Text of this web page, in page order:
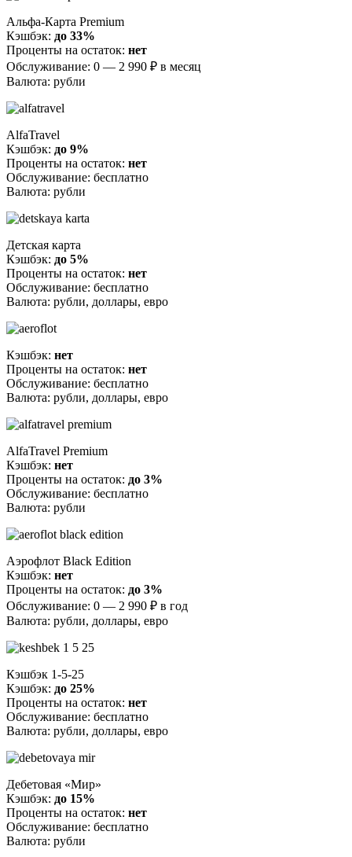
Альфа-Карта Premium
Кэшбэк: до 33%
Проценты на остаток: нет
Обслуживание: 0 — 2 990 ₽ в месяц
Валюта: рубли
AlfaTravel
Кэшбэк: до 9%
Проценты на остаток: нет
Обслуживание: бесплатно
Валюта: рубли
Детская карта
Кэшбэк: до 5%
Проценты на остаток: нет
Обслуживание: бесплатно
Валюта: рубли, доллары, евро
Кэшбэк: нет
Проценты на остаток: нет
Обслуживание: бесплатно
Валюта: рубли, доллары, евро
AlfaTravel Premium
Кэшбэк: нет
Проценты на остаток: до 3%
Обслуживание: бесплатно
Валюта: рубли
Аэрофлот Black Edition
Кэшбэк: нет
Проценты на остаток: до 3%
Обслуживание: 0 — 2 990 ₽ в год
Валюта: рубли, доллары, евро
Кэшбэк 1-5-25
Кэшбэк: до 25%
Проценты на остаток: нет
Обслуживание: бесплатно
Валюта: рубли, доллары, евро
Дебетовая «Мир»
Кэшбэк: до 15%
Проценты на остаток: нет
Обслуживание: бесплатно
Валюта: рубли